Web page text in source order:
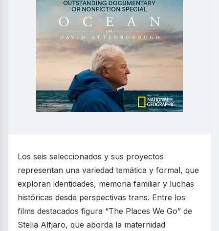
Los seis seleccionados y sus proyectos
representan una variedad temática y formal, que
exploran identidades, memoria familiar y luchas
históricas desde perspectivas trans. Entre los
films destacados figura “The Places We Go” de
Stella Alfjaro, que aborda la maternidad